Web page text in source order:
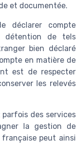
et documentée.
déclarer compte
détention de tels
bien déclaré
en matière de
est de respecter
les relevés
des services
la gestion de
française peut ainsi